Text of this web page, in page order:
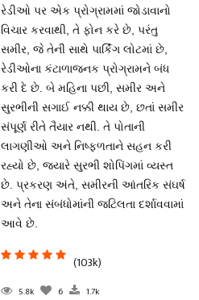
રેડીઓ પર એક પ્રોગ્રામમાં જોડાવાનો
વિચાર કરવાથી, તે ફોન કરે છે, પરંતુ
સમીર, જે તેની સાથે પાર્કિંગ લોટમાં છે,
રેડીઓના કંટાળાજનક પ્રોગ્રામને બંધ
કરી દે છે. બે મહિના પછી, સમીર અને
સુરભીની સગાઈ નક્કી થાય છે, છતાં સમીર
સંપૂર્ણ રીતે તૈયાર નથી. તે પોતાની
લાગણીઓ અને નિષ્ફળતાને સહન કરી
રહ્યો છે, જ્યારે સુરભી શોપિંગમાં વ્યસ્ત
છે. પ્રકરણ અંતે, સમીરની આંતરિક સંઘર્ષ
અને તેના સંબંધોમાંની જટિલતા દર્શાવવામાં
આવે છે.
(103k)
5.8k 6 1.7k